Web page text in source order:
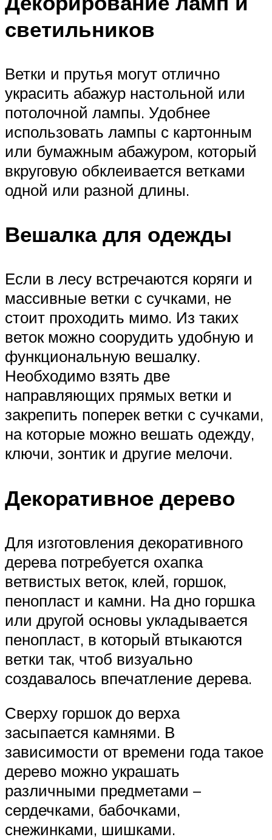
светильников
Ветки и прутья могут отлично
украсить абажур настольной или
потолочной лампы. Удобнее
использовать лампы с картонным
или бумажным абажуром, который
вкруговую обклеивается ветками
одной или разной длины.
Вешалка для одежды
Если в лесу встречаются коряги и
массивные ветки с сучками, не
стоит проходить мимо. Из таких
веток можно соорудить удобную и
функциональную вешалку.
Необходимо взять две
направляющих прямых ветки и
закрепить поперек ветки с сучками,
на которые можно вешать одежду,
ключи, зонтик и другие мелочи.
Декоративное дерево
Для изготовления декоративного
дерева потребуется охапка
ветвистых веток, клей, горшок,
пенопласт и камни. На дно горшка
или другой основы укладывается
пенопласт, в который втыкаются
ветки так, чтоб визуально
создавалось впечатление дерева.
Сверху горшок до верха
засыпается камнями. В
зависимости от времени года такое
дерево можно украшать
различными предметами –
сердечками, бабочками,
снежинками, шишками.